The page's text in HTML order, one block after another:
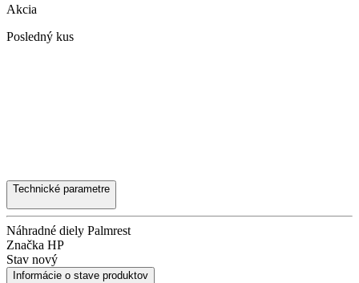
Akcia
Posledný kus
Technické parametre
Náhradné diely Palmrest
Značka HP
Stav nový
Informácie o stave produktov